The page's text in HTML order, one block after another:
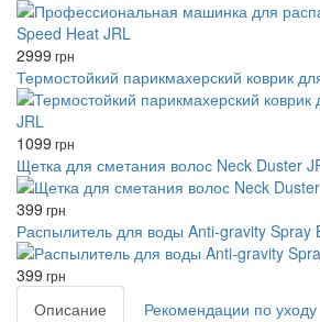
2999 грн
Термостойкий парикмахерский коврик
1099 грн
Щетка для сметания волос Neck Duster
399 грн
Распылитель для воды Anti-gravity Spray
399 грн
Описание Рекомендации по уходу